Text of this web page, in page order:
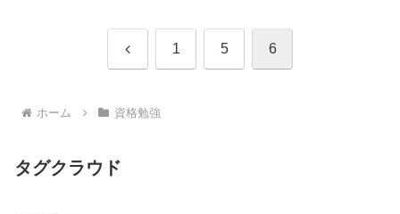
前 1 5 6
ホーム 資格勉強
タグクラウド